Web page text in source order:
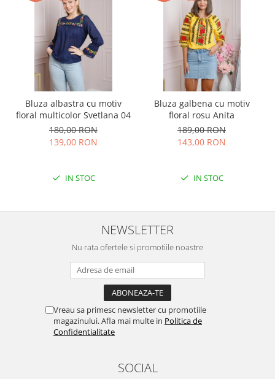
Bluza albastra cu motiv
floral multicolor Svetlana 04
180,00 RON
139,00 RON
IN STOC
Bluza galbena cu motiv
floral rosu Anita
189,00 RON
143,00 RON
IN STOC
NEWSLETTER
Nu rata ofertele si promotiile noastre
Vreau sa primesc newsletter cu promotiile
magazinului. Afla mai multe in Politica de
Confidentialitate
SOCIAL